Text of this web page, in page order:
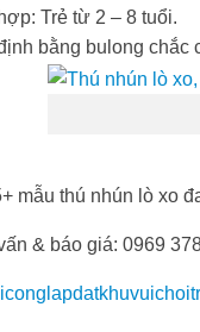
Trẻ từ 2 – 8 tuổi.
bằng bulong chắc
mẫu thú nhún lò xo
& báo giá: 0969